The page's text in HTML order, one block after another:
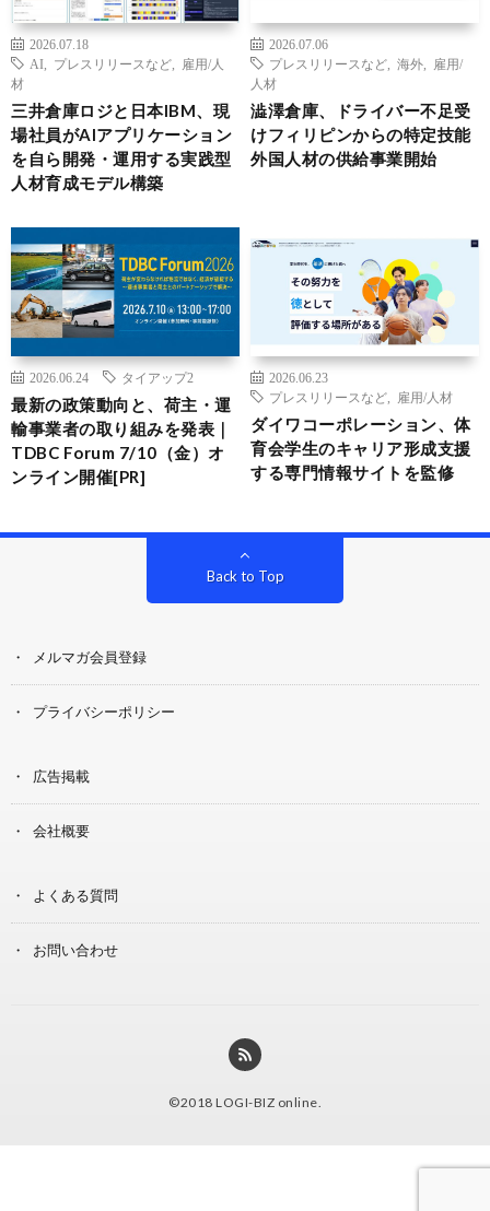
2026.07.18
AI
プレスリリースなど
雇用/人
材
三井倉庫ロジと日本IBM、現
場社員がAIアプリケーション
を自ら開発・運用する実践型
人材育成モデル構築
2026.07.06
プレスリリースなど
海外
雇用/
人材
澁澤倉庫、ドライバー不足受
けフィリピンからの特定技能
外国人材の供給事業開始
2026.06.24 タイアップ2
最新の政策動向と、荷主・運
輸事業者の取り組みを発表｜
TDBC Forum 7/10（金）オ
ンライン開催[PR]
2026.06.23
プレスリリースなど
雇用/人材
ダイワコーポレーション、体
育会学生のキャリア形成支援
する専門情報サイトを監修
Back to Top
メルマガ会員登録
プライバシーポリシー
広告掲載
会社概要
よくある質問
お問い合わせ
©2018 LOGI-BIZ online